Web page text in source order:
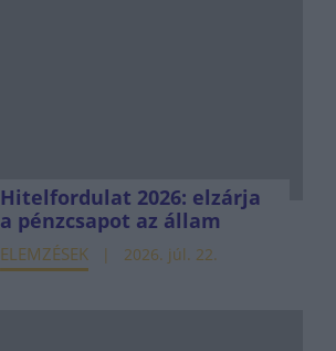
Hitelfordulat 2026: elzárja
a pénzcsapot az állam
ELEMZÉSEK 2026. júl. 22.